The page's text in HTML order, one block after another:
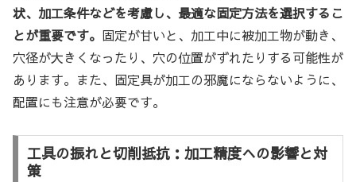
状、加工条件などを考慮し、最適な固定方法を選択するこ
とが重要です。 固定が甘いと、加工中に被加工物が動き、
穴径が大きくなったり、穴の位置がずれたりする可能性が
あります。また、固定具が加工の邪魔にならないように、
配置にも注意が必要です。
工具の振れと切削抵抗：加工精度への影響と対
策